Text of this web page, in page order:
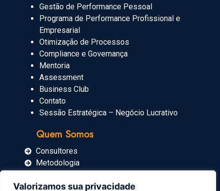
Valorizamos sua privacidade
Quem Somos
Consultores
Metodologia
Blog
Gestão de Performance Pessoal
Programa de Performance Profissional e
Empresarial
Otimização de Processos
Compliance e Governança
Mentoria
Assessment
Business Club
Contato
Sessão Estratégica – Negócio Lucrativo